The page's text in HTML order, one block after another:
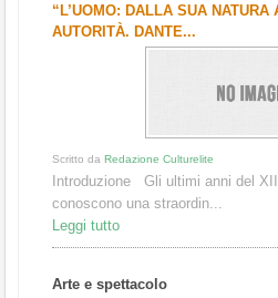
“L’UOMO: DALLA SUA
AUTORITÀ. DANTE...
Scritto da Redazione Culturelite
Introduzione Gli ultimi anni del
conoscono una straordin...
Leggi tutto
Arte e spettacolo